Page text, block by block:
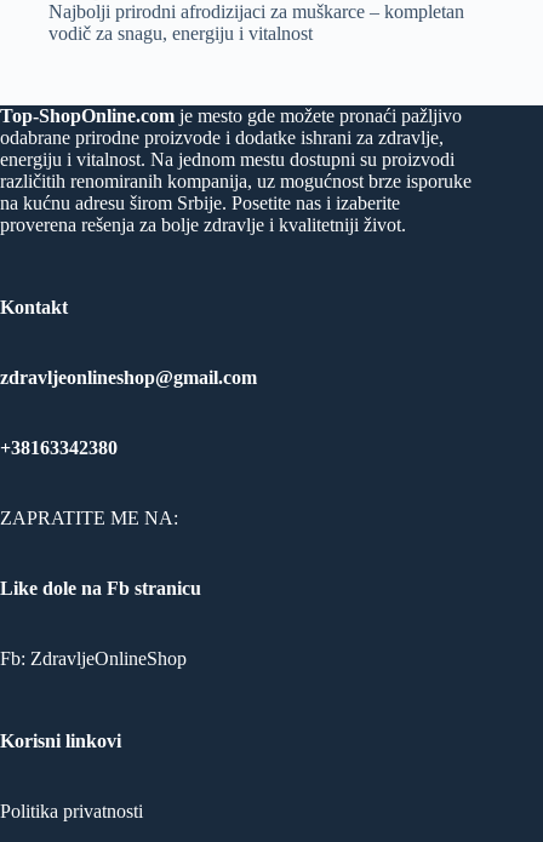
Najbolji prirodni afrodizijaci za muškarce – kompletan
vodič za snagu, energiju i vitalnost
Top-ShopOnline.com je mesto gde možete pronaći pažljivo
odabrane prirodne proizvode i dodatke ishrani za zdravlje,
energiju i vitalnost. Na jednom mestu dostupni su proizvodi
različitih renomiranih kompanija, uz mogućnost brze isporuke
na kućnu adresu širom Srbije. Posetite nas i izaberite
proverena rešenja za bolje zdravlje i kvalitetniji život.
Kontakt
zdravljeonlineshop@gmail.com
+38163342380
ZAPRATITE ME NA:
Like dole na Fb stranicu
Fb: ZdravljeOnlineShop
Korisni linkovi
Politika privatnosti